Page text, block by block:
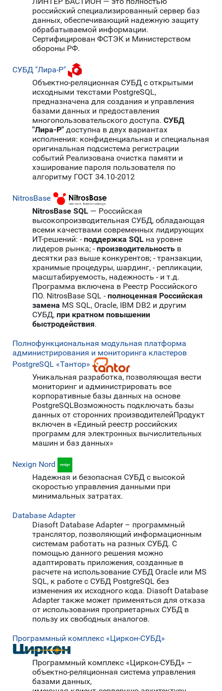
российский специализированный сервер баз
данных, обеспечивающий надежную защиту
обрабатываемой информации.
Сертифицирован ФСТЭК и Министерством
обороны РФ.
СУБД "Лира-Р"
Объектно-реляционная СУБД с открытыми
исходными текстами PostgreSQL,
предназначена для создания и управления
базами данных и предоставления
многопользовательского доступа. СУБД
"Лира-Р" доступна в двух вариантах
исполнения: конфиденциальная и специальная
оригинальная подсистема регистрации
событий Реализована очистка памяти и
хэширование пароля пользователя по
алгоритму ГОСТ 34.10-2012
NitrosBase
NitrosBase SQL — Российская
высокопроизводительная СУБД, обладающая
всеми качествами современных лидирующих
ИТ-решений: -поддержка SQL на уровне
лидеров рынка; -производительность в
десятки раз выше конкурентов; - транзакции,
хранимые процедуры, шардинг, - репликации,
масштабируемость, надежность - и т.д.
Программа включена в Реестр Российского
ПО. NitrosBase SQL -полноценная Российская
замена MS SQL, Oracle, IBM DB2 и другим
СУБД, при кратном повышении
быстродействия.
Полнофункциональная модульная платформа
администрирования и мониторинга кластеров
PostgreSQL «Тантор»
Уникальная разработка, позволяющая вести
мониторинг и администрировать все
корпоративные базы данных на основе
PostgreSQLВозможность подключать базы
данных от сторонних производителейПродукт
включен в «Единый реестр российских
программ для электронных вычислительных
машин и баз данных»
Nexign Nord
Надежная и безопасная СУБД c высокой
скоростью управления данными при
минимальных затратах.
Database Adapter
Diasoft Database Adapter – программный
транслятор, позволяющий информационным
системам работать на разных СУБД. С
помощью данного решения можно
адаптировать приложения, созданные в
расчете на использование СУБД Oracle или MS
SQL, к работе с СУБД PostgreSQL без
изменения их исходного кода. Diasoft Database
Adapter также может применяться для отказа
от использования проприетарных СУБД в
пользу их свободных аналогов.
Программный комплекс «Циркон-СУБД»
Программный комплекс «Циркон-СУБД» –
объектно-реляционная система управления
базами данных,